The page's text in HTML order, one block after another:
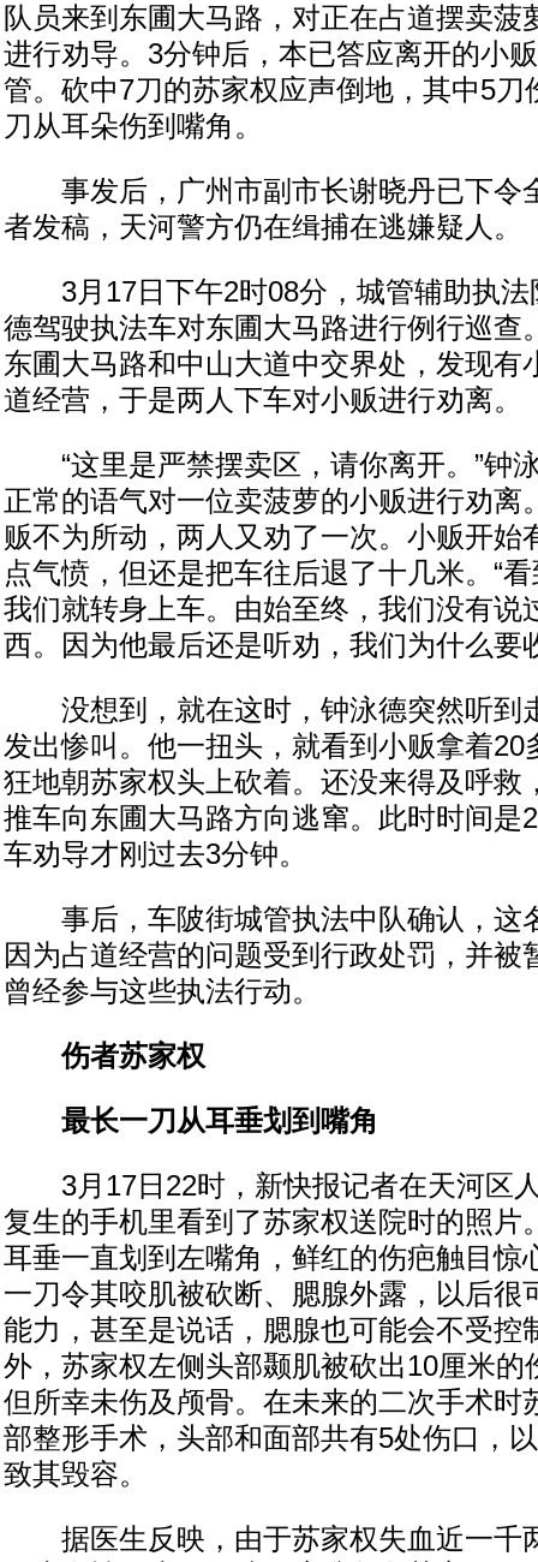
队员来到东圃大马路，对正在占道摆卖菠
进行劝导。3分钟后，本已答应离开的小
管。砍中7刀的苏家权应声倒地，其中5刀
刀从耳朵伤到嘴角。
事发后，广州市副市长谢晓丹已下令
者发稿，天河警方仍在缉捕在逃嫌疑人。
3月17日下午2时08分，城管辅助执法
德驾驶执法车对东圃大马路进行例行巡查
东圃大马路和中山大道中交界处，发现有
道经营，于是两人下车对小贩进行劝离。
“这里是严禁摆卖区，请你离开。”钟
正常的语气对一位卖菠萝的小贩进行劝离
贩不为所动，两人又劝了一次。小贩开始
点气愤，但还是把车往后退了十几米。“
我们就转身上车。由始至终，我们没有说
西。因为他最后还是听劝，我们为什么要
没想到，就在这时，钟泳德突然听到
发出惨叫。他一扭头，就看到小贩拿着20
狂地朝苏家权头上砍着。还没来得及呼救
推车向东圃大马路方向逃窜。此时时间是
车劝导才刚过去3分钟。
事后，车陂街城管执法中队确认，这
因为占道经营的问题受到行政处罚，并被
曾经参与这些执法行动。
伤者苏家权
最长一刀从耳垂划到嘴角
3月17日22时，新快报记者在天河区
复生的手机里看到了苏家权送院时的照片
耳垂一直划到左嘴角，鲜红的伤疤触目惊
一刀令其咬肌被砍断、腮腺外露，以后很
能力，甚至是说话，腮腺也可能会不受控
外，苏家权左侧头部颞肌被砍出10厘米的
但所幸未伤及颅骨。在未来的二次手术时
部整形手术，头部和面部共有5处伤口，
致其毁容。
据医生反映，由于苏家权失血近一千